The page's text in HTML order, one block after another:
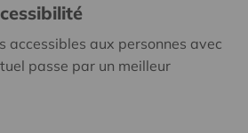
accessibles aux personnes avec
passe par un meilleur